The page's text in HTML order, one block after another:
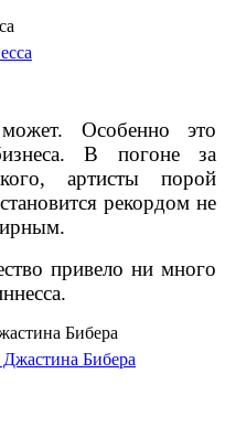
Особенно это
В погоне за
артисты порой
рекордом не
привело ни много
Бибера